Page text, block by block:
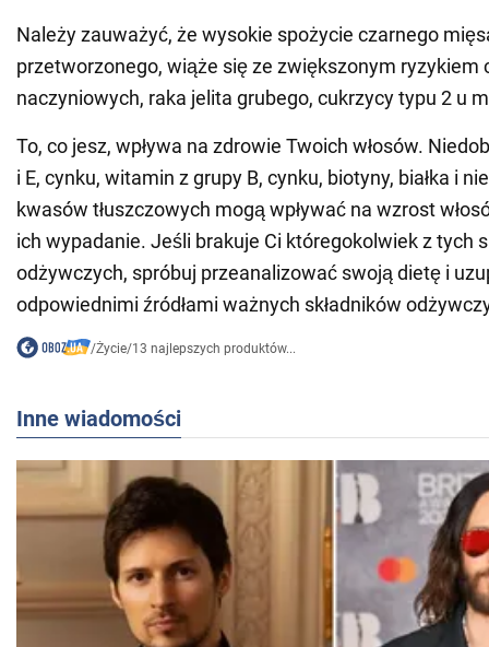
Należy zauważyć, że wysokie spożycie czarnego
przetworzonego, wiąże się ze zwiększonym ryzykiem
naczyniowych, raka jelita grubego, cukrzycy typu 2 u
To, co jesz, wpływa na zdrowie Twoich włosów.
i E, cynku, witamin z grupy B, cynku, biotyny, białka i
kwasów tłuszczowych mogą wpływać na wzrost
ich wypadanie. Jeśli brakuje Ci któregokolwiek z tych
odżywczych, spróbuj przeanalizować swoją dietę i
odpowiednimi źródłami ważnych składników
/Życie/13 najlepszych produktów...
Inne wiadomości